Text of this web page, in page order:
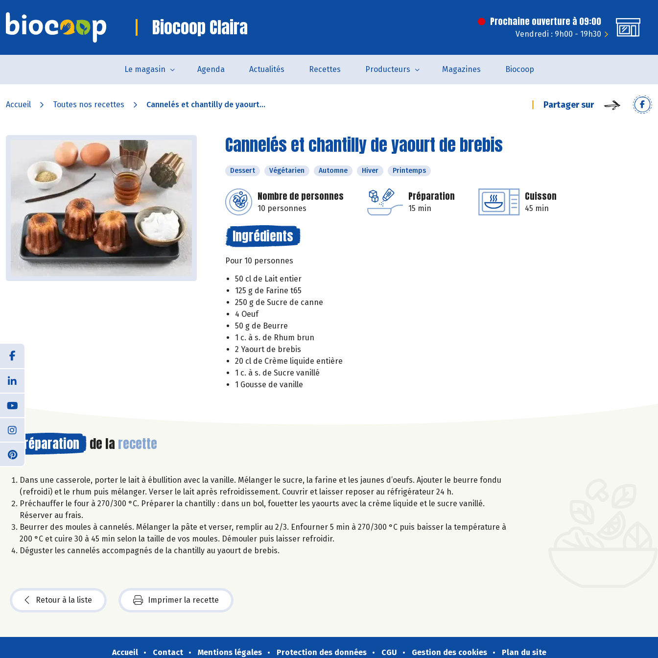
Biocoop Claira Prochaine ouverture à 09:00
Vendredi : 9h00 - 19h30
Le magasin Agenda Actualités Recettes Producteurs Magazines Biocoop
Accueil Toutes nos recettes Cannelés et chantilly de yaourt... Partager sur
Cannelés et chantilly de yaourt de brebis
Dessert Végétarien Automne Hiver Printemps
Nombre de personnes
10 personnes
Préparation
15 min
Cuisson
45 min
Ingrédients
Pour 10 personnes
50 cl de Lait entier
125 g de Farine t65
250 g de Sucre de canne
4 Oeuf
50 g de Beurre
1 c. à s. de Rhum brun
2 Yaourt de brebis
20 cl de Crème liquide entière
1 c. à s. de Sucre vanillé
1 Gousse de vanille
Préparation de la recette
Dans une casserole, porter le lait à ébullition avec la vanille. Mélanger le sucre, la farine et les jaunes d’oeufs. Ajouter le beurre fondu
(refroidi) et le rhum puis mélanger. Verser le lait après refroidissement. Couvrir et laisser reposer au réfrigérateur 24 h.
Préchauffer le four à 270/300 °C. Préparer la chantilly : dans un bol, fouetter les yaourts avec la crème liquide et le sucre vanillé.
Réserver au frais.
Beurrer des moules à cannelés. Mélanger la pâte et verser, remplir au 2/3. Enfourner 5 min à 270/300 °C puis baisser la température à
200 °C et cuire 30 à 45 min selon la taille de vos moules. Démouler puis laisser refroidir.
Déguster les cannelés accompagnés de la chantilly au yaourt de brebis.
Retour à la liste Imprimer la recette
Accueil Contact Mentions légales Protection des données CGU Gestion des cookies Plan du site